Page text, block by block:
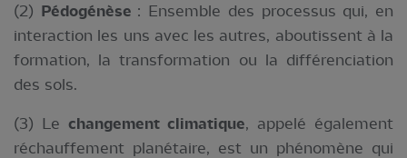
(2) Pédogénèse : Ensemble des processus qui, en
interaction les uns avec les autres, aboutissent à la
formation, la transformation ou la différenciation
des sols.
(3) Le changement climatique, appelé également
réchauffement planétaire, est un phénomène qui